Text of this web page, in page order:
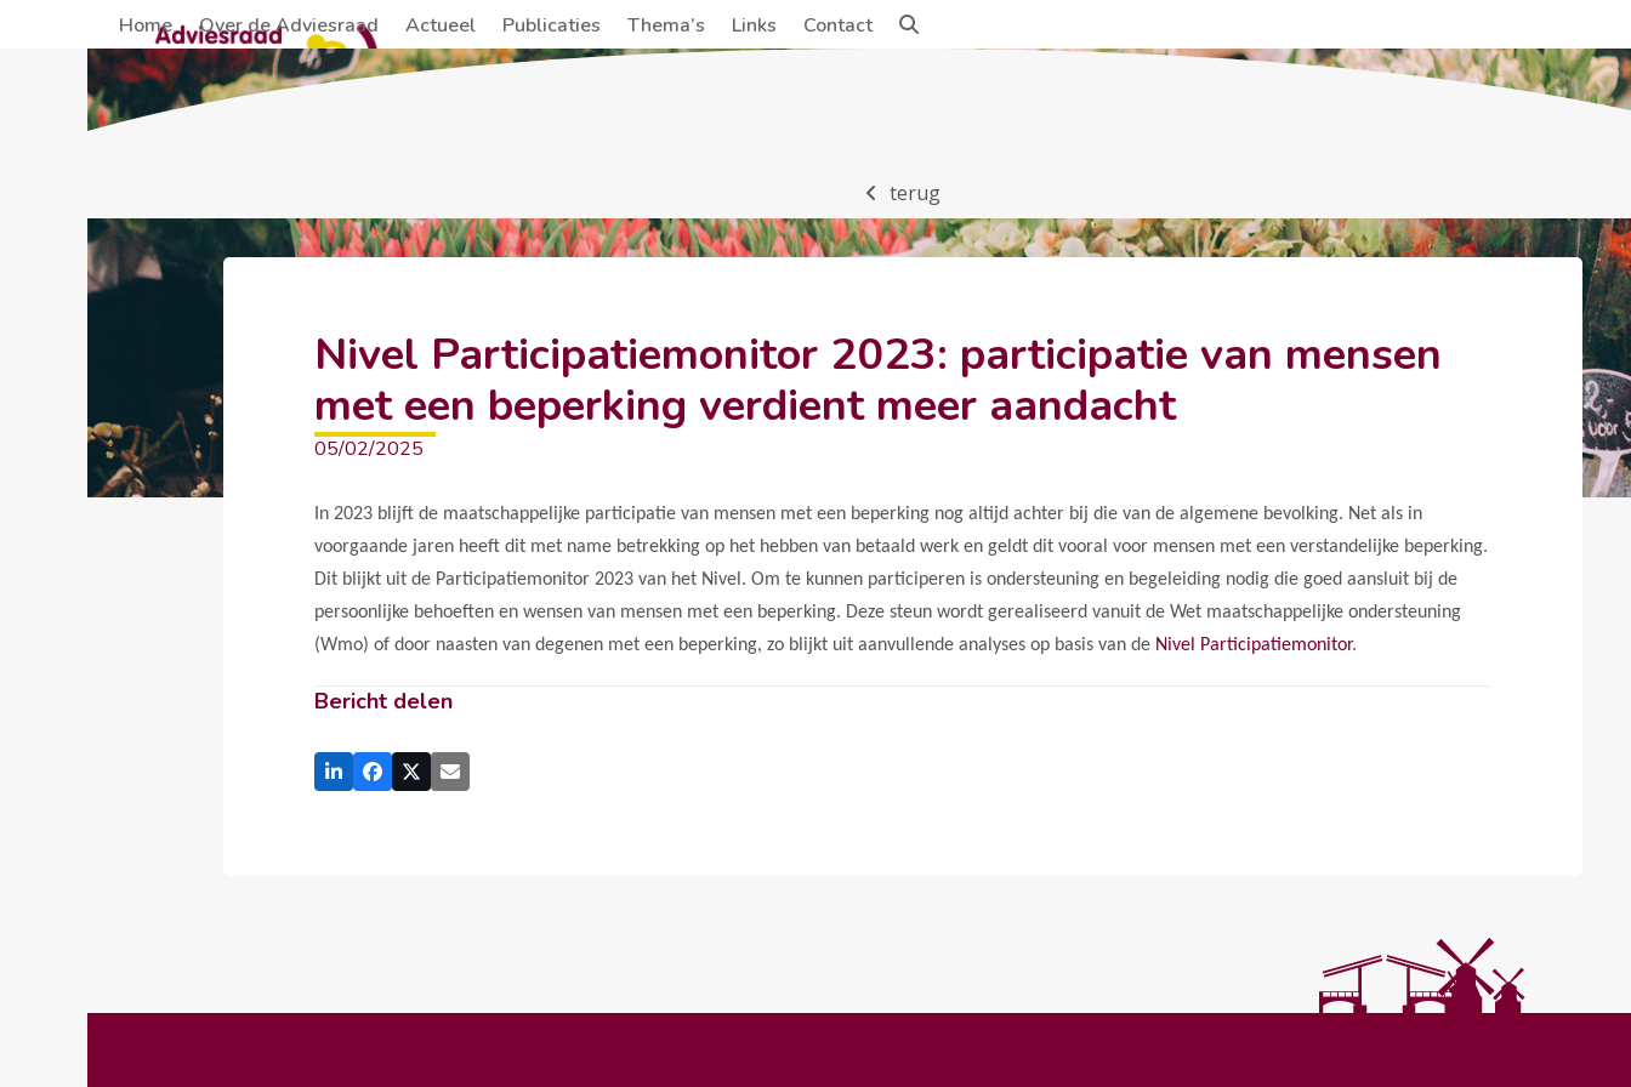
Home Over de Adviesraad Actueel Publicaties Thema’s Links Contact
terug
Nivel Participatiemonitor 2023: participatie van mensen
met een beperking verdient meer aandacht
05/02/2025
In 2023 blijft de maatschappelijke participatie van mensen met een beperking nog altijd achter bij die van de algemene bevolking. Net als in
voorgaande jaren heeft dit met name betrekking op het hebben van betaald werk en geldt dit vooral voor mensen met een verstandelijke beperking.
Dit blijkt uit de Participatiemonitor 2023 van het Nivel. Om te kunnen participeren is ondersteuning en begeleiding nodig die goed aansluit bij de
persoonlijke behoeften en wensen van mensen met een beperking. Deze steun wordt gerealiseerd vanuit de Wet maatschappelijke ondersteuning
(Wmo) of door naasten van degenen met een beperking, zo blijkt uit aanvullende analyses op basis van de Nivel Participatiemonitor.
Bericht delen